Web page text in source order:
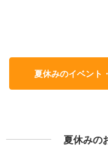
夏休みのイベント
夏休みの